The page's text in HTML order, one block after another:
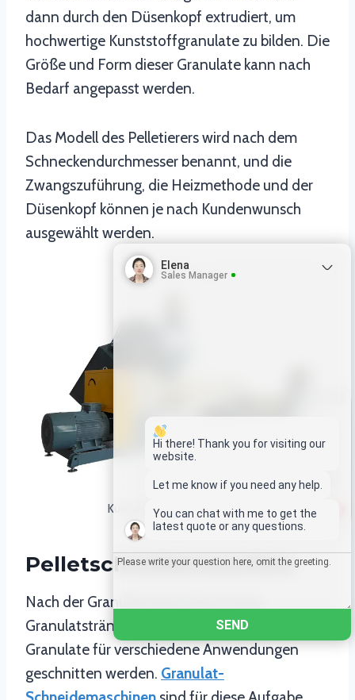
dann durch den Düsenkopf extrudiert, um
hochwertige Kunststoffgranulate zu bilden. Die
Größe und Form dieser Granulate kann nach
Bedarf angepasst werden.
Das Modell des Pelletierers wird nach dem
Schneckendurchmesser benannt, und die
Zwangszuführung, die Heizmethode und der
Düsenkopf können je nach Kundenwunsch
ausgewählt werden.
Kunststofffoliengranulator
Pelletschneidemaschine
Nach der Granulierung müssen lange
Granulatstränge oft in gleichmäßig große
Granulate für verschiedene Anwendungen
geschnitten werden. Granulat-
Wechat
Chat
Elena
Sales Manager
Hi there! Thank you for visiting our
website.
Let me know if you need any help.
You can chat with me to get the
latest quote or any questions.
SEND